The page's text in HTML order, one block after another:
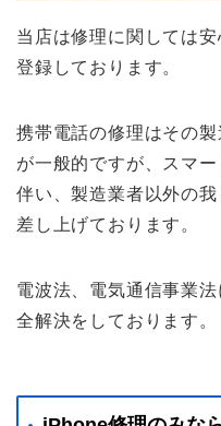
当店は修理に関しては
登録しております。
携帯電話の修理はその
が一般的ですが、スマ
伴い、製造業者以外の
差し上げております。
電波法、電気通信事業
全解決をしております。